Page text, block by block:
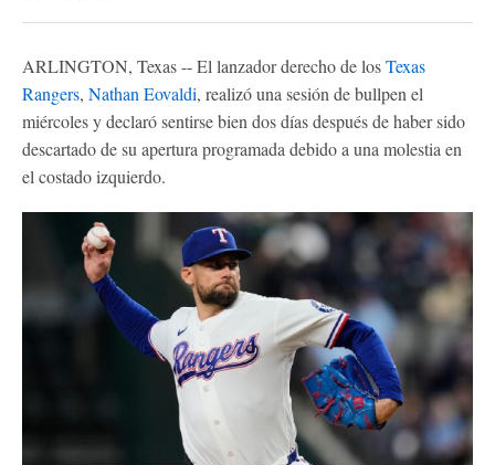
ARLINGTON, Texas -- El lanzador derecho de losTexas
Rangers, Nathan Eovaldi, realizó una sesión de bullpen el
miércoles y declaró sentirse bien dos días después de haber sido
descartado de su apertura programada debido a una molestia en
el costado izquierdo.